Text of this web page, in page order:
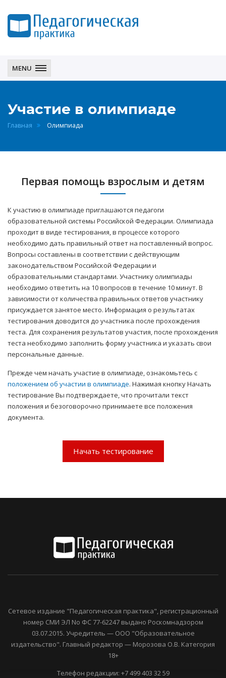
MENU
Участие в олимпиаде
Главная Олимпиада
Первая помощь взрослым и детям
К участию в олимпиаде приглашаются педагоги
образовательной системы Российской Федерации. Олимпиада
проходит в виде тестирования, в процессе которого
необходимо дать правильный ответ на поставленный вопрос.
Вопросы составлены в соответствии с действующим
законодательством Российской Федерации и
образовательными стандартами. Участнику олимпиады
необходимо ответить на 10 вопросов в течение 10 минут. В
зависимости от количества правильных ответов участнику
присуждается занятое место. Информация о результатах
тестирования доводится до участника после прохождения
теста. Для сохранения результатов участия, после прохождения
теста необходимо заполнить форму участника и указать свои
персональные данные.
Прежде чем начать участие в олимпиаде, ознакомьтесь с
положением об участии в олимпиаде. Нажимая кнопку Начать
тестирование Вы подтверждаете, что прочитали текст
положения и безоговорочно принимаете все положения
документа.
Начать тестирование
Сетевое издание "Педагогическая практика", регистрационный
номер СМИ ЭЛ No ФС 77-62247 выдано Роскомнадзором
03.07.2015. Учредитель — ООО "Образовательное
издательство". Главный редактор — Морозова О.В. Категория
18+
Телефон редакции: +7 499 403 32 59